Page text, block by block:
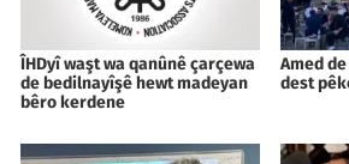
ÎHDyî waşt wa qanûnê çarçewa
de bedilnayîşê hewt madeyan
bêro kerdene
Amed
dest